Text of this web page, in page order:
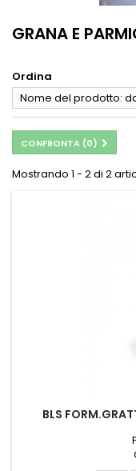
GRANA E
Ordina
Nome del prodotto:
CONFRONTA (0)
Mostrando 1 - 2 di 2
BLS